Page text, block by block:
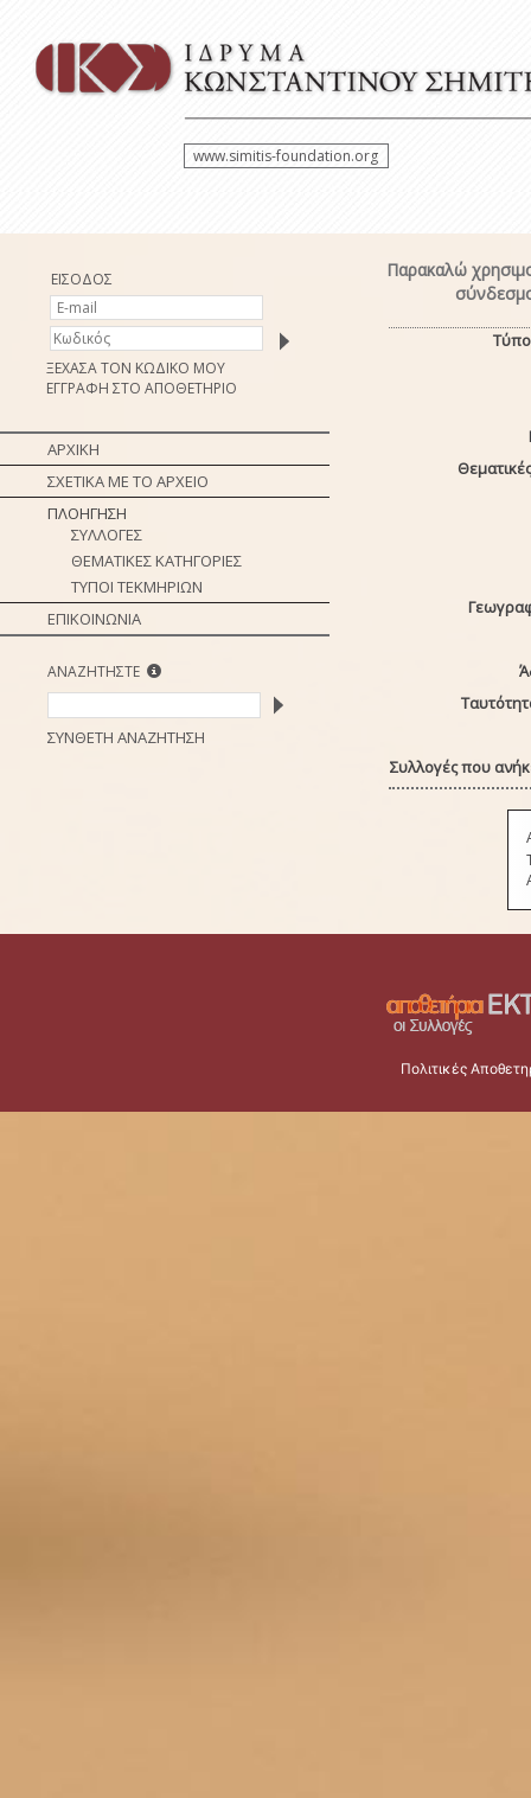
www.simitis-foundation.org
ΕΙΣΟΔΟΣ
ΞΕΧΑΣΑ ΤΟΝ ΚΩΔΙΚΟ ΜΟΥ
ΕΓΓΡΑΦΗ ΣΤΟ ΑΠΟΘΕΤΗΡΙΟ
ΑΡΧΙΚΗ
ΣΧΕΤΙΚΑ ΜΕ ΤΟ ΑΡΧΕΙΟ
ΠΛΟΗΓΗΣΗ
ΣΥΛΛΟΓΕΣ
ΘΕΜΑΤΙΚΕΣ ΚΑΤΗΓΟΡΙΕΣ
ΤΥΠΟΙ ΤΕΚΜΗΡΙΩΝ
ΕΠΙΚΟΙΝΩΝΙΑ
ΑΝΑΖΗΤΗΣΤΕ
ΣΥΝΘΕΤΗ ΑΝΑΖΗΤΗΣΗ
Παρακαλώ
Συλλογές που